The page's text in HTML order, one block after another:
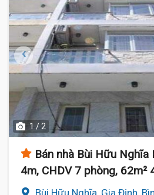
1 / 2
Bán nhà Bùi Hữu Nghĩa
4m, CHDV 7 phòng, 62m²
Bùi Hữu Nghĩa, Gia Định,